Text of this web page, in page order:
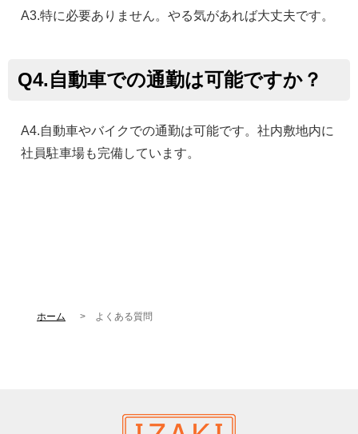
A3.特に必要ありません。やる気があれば大丈夫です。
Q4.自動車での通勤は可能ですか？
A4.自動車やバイクでの通勤は可能です。社内敷地内に
社員駐車場も完備しています。
ホーム よくある質問